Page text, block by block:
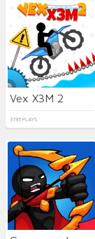
Vex X3M 2
3195 PLAYS